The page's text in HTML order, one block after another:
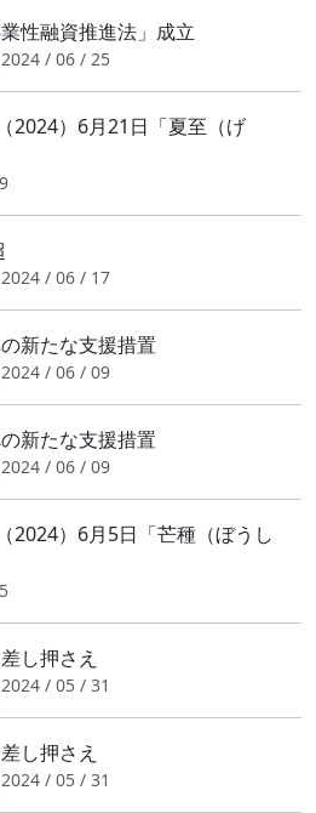
性融資推進法」成立
2024 / 06 / 25
）6月21日「夏至（げ
2024 / 06 / 17
新たな支援措置
2024 / 06 / 09
新たな支援措置
2024 / 06 / 09
）6月5日「芒種（ぼうし
し押さえ
2024 / 05 / 31
し押さえ
2024 / 05 / 31